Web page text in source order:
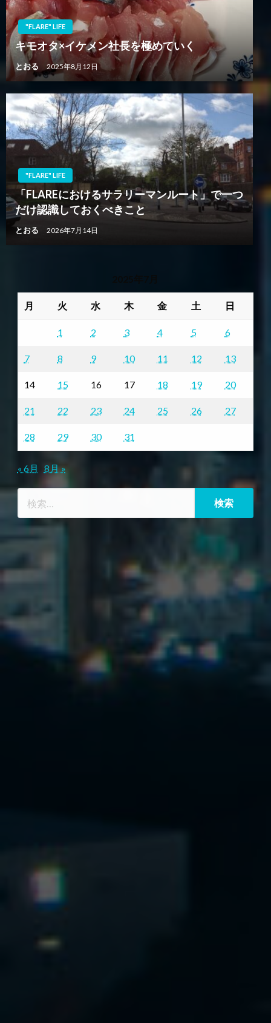
"FLARE" LIFE
キモオタ×イケメン社長を極めていく
とおる 2025年8月12日
"FLARE" LIFE
「FLAREにおけるサラリーマンルート」で一つ
だけ認識しておくべきこと
とおる 2026年7月14日
月 火 水 木 金 土 日
1 2 3 4 5 6
7 8 9 10 11 12 13
14 15 16 17 18 19 20
21 22 23 24 25 26 27
28 29 30 31
« 6月 8月 »